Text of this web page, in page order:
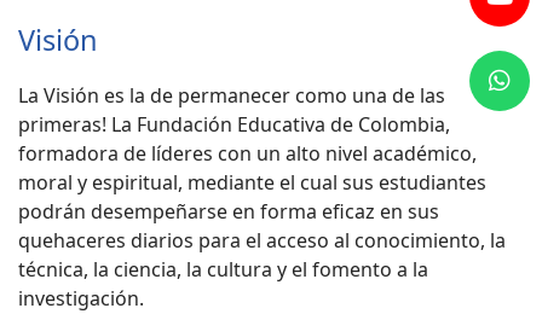
Visión
La Visión es la de permanecer como una de las
primeras! La Fundación Educativa de Colombia,
formadora de líderes con un alto nivel académico,
moral y espiritual, mediante el cual sus estudiantes
podrán desempeñarse en forma eficaz en sus
quehaceres diarios para el acceso al conocimiento, la
técnica, la ciencia, la cultura y el fomento a la
investigación.